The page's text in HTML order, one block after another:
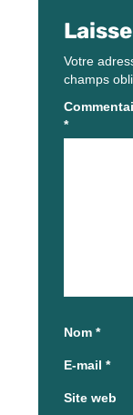
Votre
champs
*
Nom *
E-mail *
Site web